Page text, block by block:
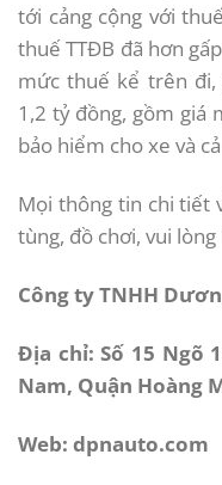
tới cảng cộng với
thuế TTĐB đã hơn
mức thuế kể trên đi,
1,2 tỷ đồng, gồm giá
bảo hiểm cho xe và
Mọi thông tin chi tiết
tùng, đồ chơi, vui lòng
Công ty TNHH
Địa chỉ: Số 15 Ngõ
Nam, Quận Hoàng
Web: dpnauto.com